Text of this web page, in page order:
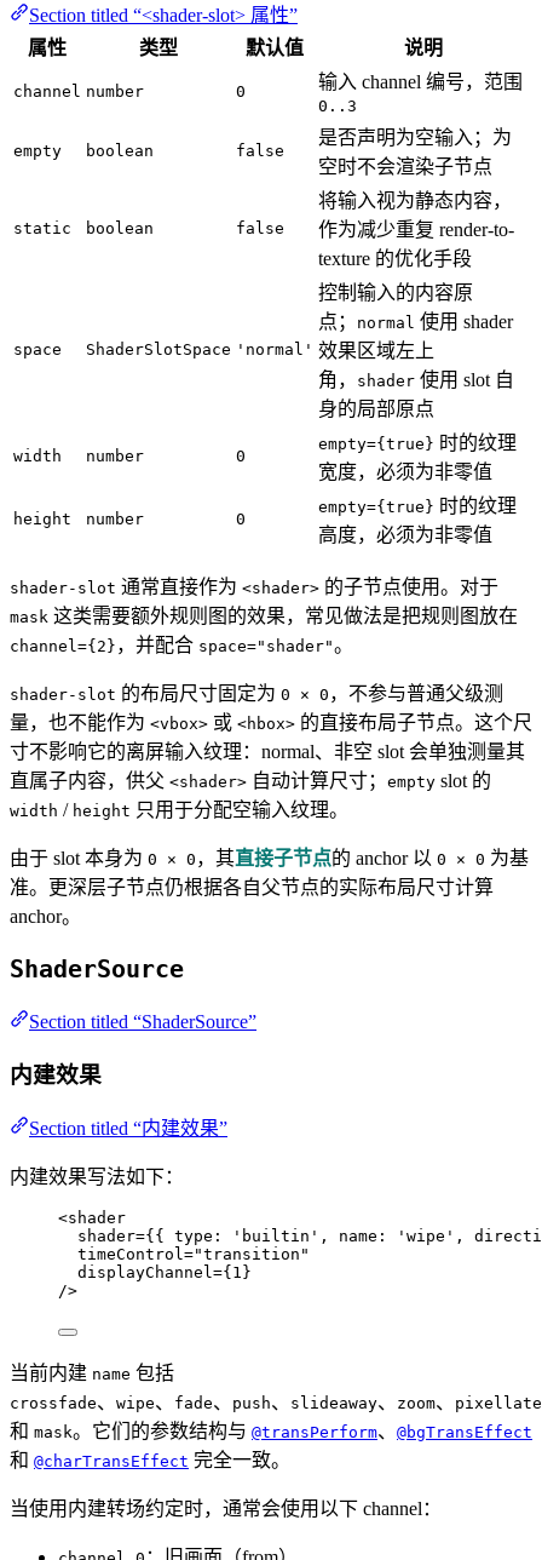
Section titled “<shader-slot> 属性”
属性
类型 默认值 说明
channel number 0 输入 channel 编号，范围
0..3
empty boolean false
是否声明为空输入；为
空时不会渲染子节点
static boolean false
将输入视为静态内容，
作为减少重复 render-to-
texture 的优化手段
space ShaderSlotSpace 'normal'
控制输入的内容原
点；
normal 使用 shader
效果区域左上
角，
shader 使用 slot 自
身的局部原点
width number 0
empty={true} 时的纹理
宽度，必须为非零值
height number 0
empty={true} 时的纹理
高度，必须为非零值
shader-slot 通常直接作为 <shader> 的子节点使用。对于
mask 这类需要额外规则图的效果，常见做法是把规则图放在
channel={2} ，并配合 space="shader"。
shader-slot 的布局尺寸固定为 0 × 0 ，不参与普通父级测
量，也不能作为 <vbox> 或 <hbox> 的直接布局子节点。这个尺
寸不影响它的离屏输入纹理：normal、非空 slot 会单独测量其
直属子内容，供父 <shader> 自动计算尺寸； empty slot 的
width / height 只用于分配空输入纹理。
由于 slot 本身为 0 × 0 ，其直接子节点的 anchor 以 0 × 0 为基
准。更深层子节点仍根据各自父节点的实际布局尺寸计算
anchor。
ShaderSource
Section titled “ShaderSource”
内建效果
Section titled “内建效果”
内建效果写法如下：
<shader
shader={ { type: ' builtin ' , name: ' wipe ' ,
timeControl ="transition "
displayChannel ={ 1 }
/>
当前内建 name 包括
crossfade、 wipe、 fade、 push、 slideaway、 zoom、 pixellate
和 mask。它们的参数结构与 @transPerform、 @bgTransEffect
和 @charTransEffect 完全一致。
当使用内建转场约定时，通常会使用以下 channel：